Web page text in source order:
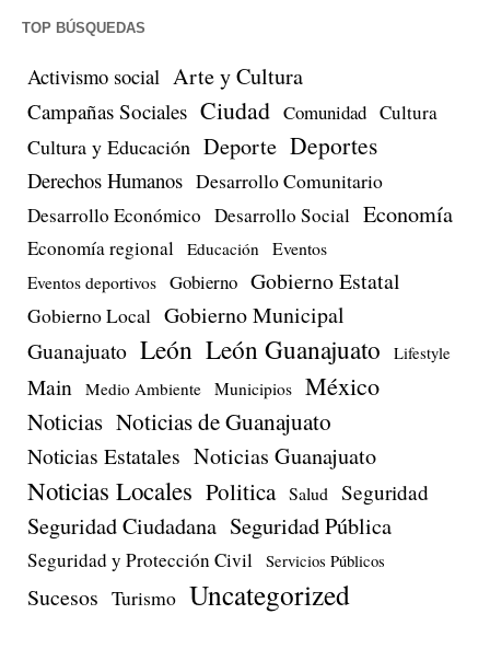
TOP BÚSQUEDAS
Activismo social Arte y Cultura
Campañas Sociales Ciudad Comunidad Cultura
Cultura y Educación Deporte Deportes
Derechos Humanos Desarrollo Comunitario
Desarrollo Económico Desarrollo Social Economía
Economía regional Educación Eventos
Eventos deportivos Gobierno Gobierno Estatal
Gobierno Local Gobierno Municipal
Guanajuato León León Guanajuato Lifestyle
Main Medio Ambiente Municipios México
Noticias Noticias de Guanajuato
Noticias Estatales Noticias Guanajuato
Noticias Locales Politica Salud Seguridad
Seguridad Ciudadana Seguridad Pública
Seguridad y Protección Civil Servicios Públicos
Sucesos Turismo Uncategorized